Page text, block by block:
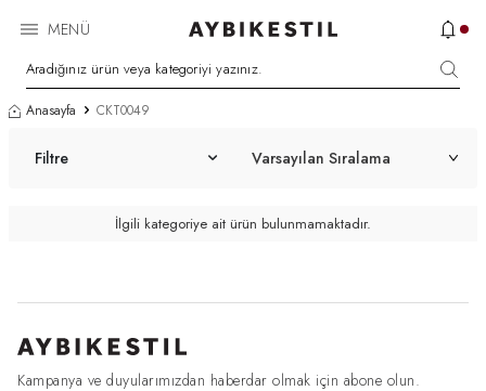
MENÜ
Anasayfa CKT0049
Filtre
İlgili kategoriye ait ürün bulunmamaktadır.
Kampanya ve duyularımızdan haberdar olmak için abone olun.